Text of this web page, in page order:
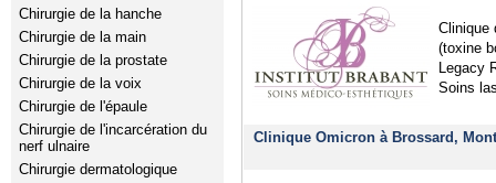
Chirurgie de la hanche
Chirurgie de la main
Chirurgie de la prostate
Chirurgie de la voix
Chirurgie de l'épaule
Chirurgie de l'incarcération du
nerf ulnaire
Chirurgie dermatologique
Clinique
(toxine
Legacy
Soins
Clinique Omicron à Brossard,